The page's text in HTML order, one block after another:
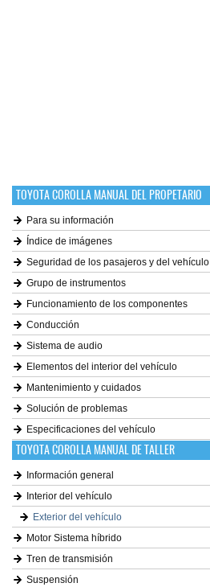
TOYOTA COROLLA MANUAL DEL PROPETARIO
Para su información
Índice de imágenes
Seguridad de los pasajeros y del vehículo
Grupo de instrumentos
Funcionamiento de los componentes
Conducción
Sistema de audio
Elementos del interior del vehículo
Mantenimiento y cuidados
Solución de problemas
Especificaciones del vehículo
TOYOTA COROLLA MANUAL DE TALLER
Información general
Interior del vehículo
Exterior del vehículo
Motor Sistema híbrido
Tren de transmisión
Suspensión